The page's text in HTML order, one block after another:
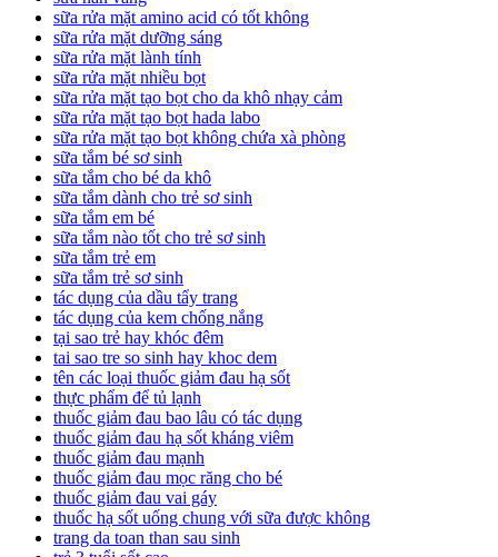
sữa rửa mặt amino acid có tốt không
sữa rửa mặt dưỡng sáng
sữa rửa mặt lành tính
sữa rửa mặt nhiều bọt
sữa rửa mặt tạo bọt cho da khô nhạy cảm
sữa rửa mặt tạo bọt hada labo
sữa rửa mặt tạo bọt không chứa xà phòng
sữa tắm bé sơ sinh
sữa tắm cho bé da khô
sữa tắm dành cho trẻ sơ sinh
sữa tắm em bé
sữa tắm nào tốt cho trẻ sơ sinh
sữa tắm trẻ em
sữa tắm trẻ sơ sinh
tác dụng của dầu tẩy trang
tác dụng của kem chống nắng
tại sao trẻ hay khóc đêm
tai sao tre so sinh hay khoc dem
tên các loại thuốc giảm đau hạ sốt
thực phẩm để tủ lạnh
thuốc giảm đau bao lâu có tác dụng
thuốc giảm đau hạ sốt kháng viêm
thuốc giảm đau mạnh
thuốc giảm đau mọc răng cho bé
thuốc giảm đau vai gáy
thuốc hạ sốt uống chung với sữa được không
trang da toan than sau sinh